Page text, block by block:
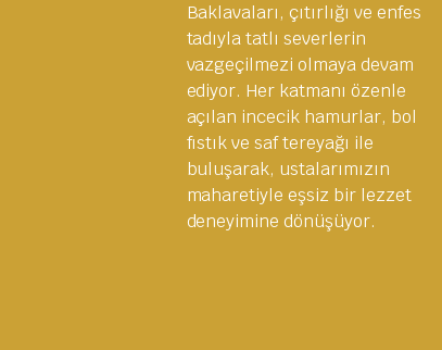
Baklavaları, çıtırlığı ve enfes
tadıyla tatlı severlerin
vazgeçilmezi olmaya devam
ediyor. Her katmanı özenle
açılan incecik hamurlar, bol
fıstık ve saf tereyağı ile
buluşarak, ustalarımızın
maharetiyle eşsiz bir lezzet
deneyimine dönüşüyor.